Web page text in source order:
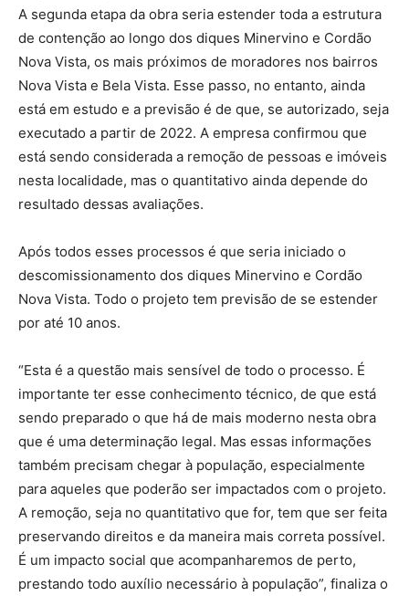
A segunda etapa da obra seria estender toda a estrutura
de contenção ao longo dos diques Minervino e Cordão
Nova Vista, os mais próximos de moradores nos bairros
Nova Vista e Bela Vista. Esse passo, no entanto, ainda
está em estudo e a previsão é de que, se autorizado, seja
executado a partir de 2022. A empresa confirmou que
está sendo considerada a remoção de pessoas e imóveis
nesta localidade, mas o quantitativo ainda depende do
resultado dessas avaliações.
Após todos esses processos é que seria iniciado o
descomissionamento dos diques Minervino e Cordão
Nova Vista. Todo o projeto tem previsão de se estender
por até 10 anos.
“Esta é a questão mais sensível de todo o processo. É
importante ter esse conhecimento técnico, de que está
sendo preparado o que há de mais moderno nesta obra
que é uma determinação legal. Mas essas informações
também precisam chegar à população, especialmente
para aqueles que poderão ser impactados com o projeto.
A remoção, seja no quantitativo que for, tem que ser feita
preservando direitos e da maneira mais correta possível.
É um impacto social que acompanharemos de perto,
prestando todo auxílio necessário à população”, finaliza o